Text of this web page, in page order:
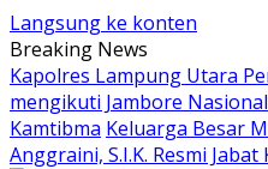
Langsung ke konten
Breaking News
Kapolres Lampung Utara
mengikuti Jambore
Kamtibma Keluarga Besar
Anggraini, S.I.K. Resmi